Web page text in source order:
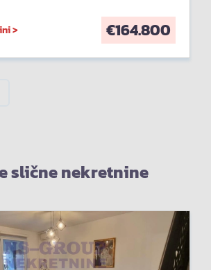
> €164.800
slične nekretnine